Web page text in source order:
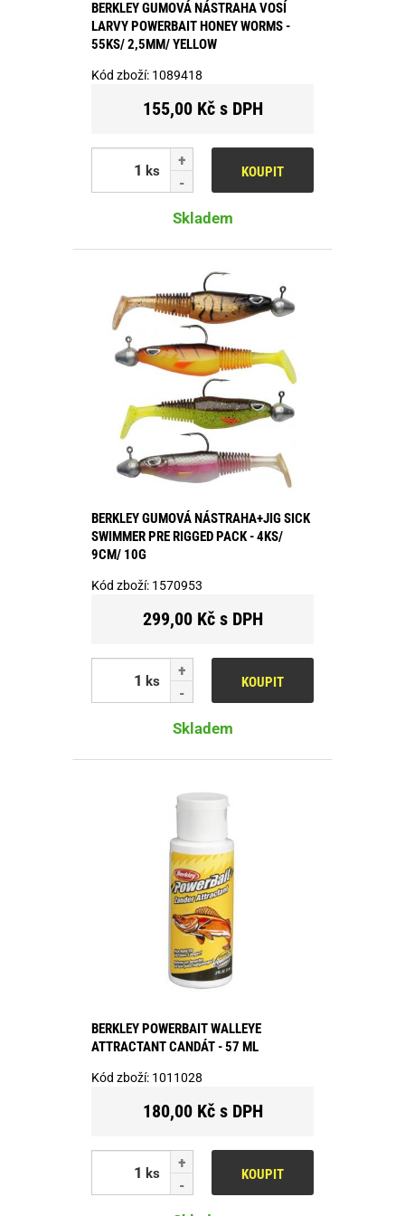
BERKLEY GUMOVÁ NÁSTRAHA VOSÍ
LARVY POWERBAIT HONEY WORMS -
55KS/ 2,5MM/ YELLOW
Kód zboží: 1089418
155,00 Kč s DPH
ks KOUPIT
Skladem
BERKLEY GUMOVÁ NÁSTRAHA+JIG SICK
SWIMMER PRE RIGGED PACK - 4KS/
9CM/ 10G
Kód zboží: 1570953
299,00 Kč s DPH
ks KOUPIT
Skladem
BERKLEY POWERBAIT WALLEYE
ATTRACTANT CANDÁT - 57 ML
Kód zboží: 1011028
180,00 Kč s DPH
ks KOUPIT